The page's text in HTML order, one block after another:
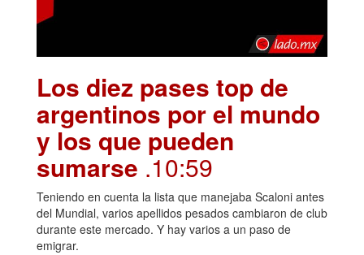
Los diez pases top de
argentinos por el mundo
y los que pueden
sumarse .10:59
Teniendo en cuenta la lista que manejaba Scaloni antes
del Mundial, varios apellidos pesados cambiaron de club
durante este mercado. Y hay varios a un paso de
emigrar.